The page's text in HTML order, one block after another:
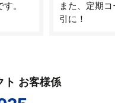
。
また、定期
引に！
ト お客様係